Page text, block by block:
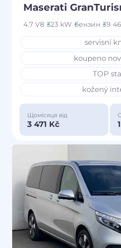
Maserati
4.7 V8 323 kW бензин 39
servisní
koupeno
TOP
kožený
Щомісяця від
3 471 Kč